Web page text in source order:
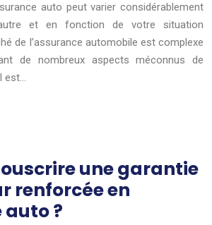
auto peut varier considérablement
et en fonction de votre situation
de l’assurance automobile est complexe
de nombreux aspects méconnus de
est…
une garantie
renforcée en
?